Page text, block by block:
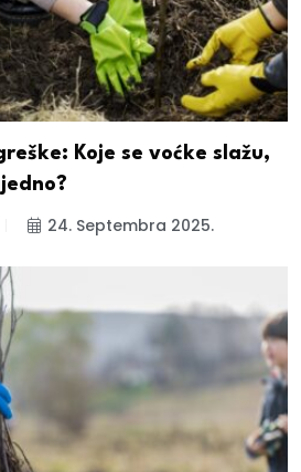
Koje se voćke slažu,
24. Septembra 2025.